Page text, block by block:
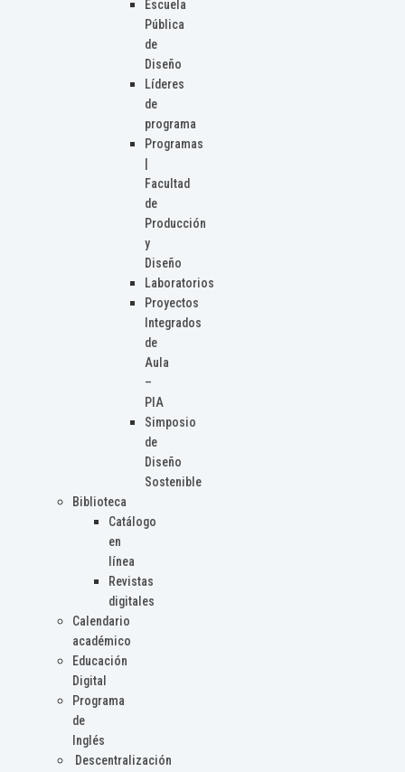
Escuela
Pública
de
Diseño
Líderes
de
programa
Programas
Facultad
de
Producción
y
Diseño
Laboratorios
Proyectos
Integrados
de
Aula
–
PIA
Simposio
de
Diseño
Sostenible
Biblioteca
Catálogo
en
línea
Revistas
digitales
Calendario
académico
Educación
Digital
Programa
de
Inglés
Descentralización